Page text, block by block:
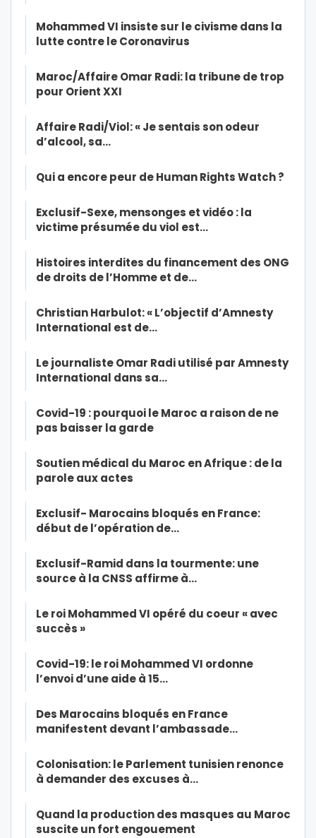
Mohammed VI insiste sur le civisme dans la
lutte contre le Coronavirus
Maroc/Affaire Omar Radi: la tribune de trop
pour Orient XXI
Affaire Radi/Viol: « Je sentais son odeur
d’alcool, sa…
Qui a encore peur de Human Rights Watch ?
Exclusif-Sexe, mensonges et vidéo : la
victime présumée du viol est…
Histoires interdites du financement des ONG
de droits de l’Homme et de…
Christian Harbulot: « L’objectif d’Amnesty
International est de…
Le journaliste Omar Radi utilisé par Amnesty
International dans sa…
Covid-19 : pourquoi le Maroc a raison de ne
pas baisser la garde
Soutien médical du Maroc en Afrique : de la
parole aux actes
Exclusif- Marocains bloqués en France:
début de l’opération de…
Exclusif-Ramid dans la tourmente: une
source à la CNSS affirme à…
Le roi Mohammed VI opéré du coeur « avec
succès »
Covid-19: le roi Mohammed VI ordonne
l’envoi d’une aide à 15…
Des Marocains bloqués en France
manifestent devant l’ambassade…
Colonisation: le Parlement tunisien renonce
à demander des excuses à…
Quand la production des masques au Maroc
suscite un fort engouement